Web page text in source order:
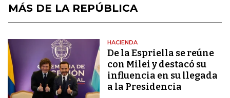
MÁS DE LA REPÚBLICA
HACIENDA
De la Espriella se reúne
con Milei y destacó su
influencia en su llegada
a la Presidencia